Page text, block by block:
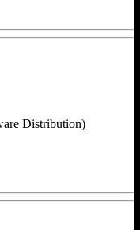
Distribution)